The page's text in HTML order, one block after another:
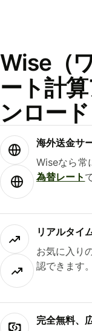
Wise（
ート計
ンロード
海外送金サ
Wiseなら常
為替レート
リアルタイ
お気に入り
認できます。
完全無料、